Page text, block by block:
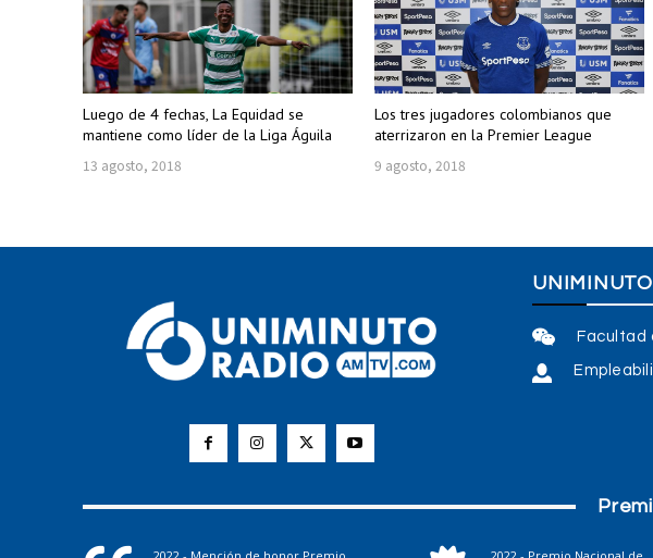
Luego de 4 fechas, La Equidad se
mantiene como líder de la Liga Águila
13 agosto, 2018
Los tres jugadores colombianos que
aterrizaron en la Premier League
9 agosto, 2018
UNIMINUTO
Facultad